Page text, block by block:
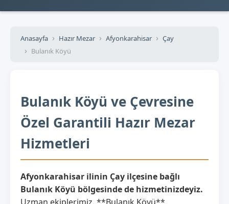
Anasayfa Hazır Mezar Afyonkarahisar
Çay
Bulanık Köyü
Bulanık Köyü ve Çevresine
Özel Garantili Hazır Mezar
Hizmetleri
Afyonkarahisar ilinin Çay ilçesine bağlı
Bulanık Köyü bölgesinde de hizmetinizdeyiz.
Uzman ekiplerimiz, **Bulanık Köyü**